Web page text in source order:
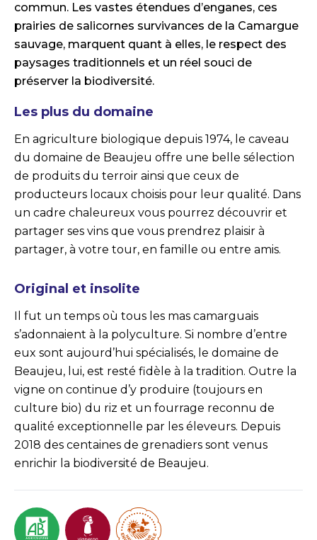
commun. Les vastes étendues d’enganes, ces
prairies de salicornes survivances de la Camargue
sauvage, marquent quant à elles, le respect des
paysages traditionnels et un réel souci de
préserver la biodiversité.
Les plus du domaine
En agriculture biologique depuis 1974, le caveau
du domaine de Beaujeu offre une belle sélection
de produits du terroir ainsi que ceux de
producteurs locaux choisis pour leur qualité. Dans
un cadre chaleureux vous pourrez découvrir et
partager ses vins que vous prendrez plaisir à
partager, à votre tour, en famille ou entre amis.
Original et insolite
Il fut un temps où tous les mas camarguais
s’adonnaient à la polyculture. Si nombre d’entre
eux sont aujourd’hui spécialisés, le domaine de
Beaujeu, lui, est resté fidèle à la tradition. Outre la
vigne on continue d’y produire (toujours en
culture bio) du riz et un fourrage reconnu de
qualité exceptionnelle par les éleveurs. Depuis
2018 des centaines de grenadiers sont venus
enrichir la biodiversité de Beaujeu.